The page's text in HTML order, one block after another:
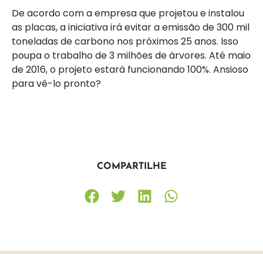
De acordo com a empresa que projetou e instalou
as placas, a iniciativa irá evitar a emissão de 300 mil
toneladas de carbono nos próximos 25 anos. Isso
poupa o trabalho de 3 milhões de árvores. Até maio
de 2016, o projeto estará funcionando 100%. Ansioso
para vê-lo pronto?
COMPARTILHE